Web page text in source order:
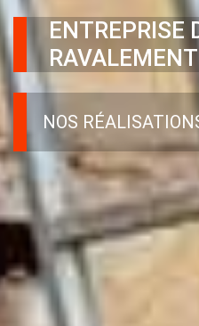
ENTREPRISE
NOS